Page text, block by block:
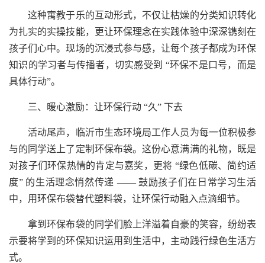
这种寓教于乐的互动形式，不仅让枯燥的分类知识转化
为扎实的实操技能，更让环保理念在实践体验中深深镌刻在
孩子们心中。现场的沉浸式参与感，让每个孩子都成为环保
知识的学习者与传播者，切实感受到 “环保不是口号，而是
具体行动”。
三、暖心激励：让环保行动 “久” 下去
活动尾声，临沂市生态环境局工作人员为每一位积极参
与的同学送上了定制环保布袋。这份心意满满的礼物，既是
对孩子们环保热情的肯定与嘉奖，更将 “绿色低碳、简约适
度” 的生活理念悄然传递 —— 鼓励孩子们在日常学习生活
中，用环保布袋替代塑料袋，让环保行动融入点滴细节。
拿到环保布袋的同学们脸上洋溢着自豪的笑容，纷纷表
示要将学到的环保知识运用到生活中，主动践行绿色生活方
式。